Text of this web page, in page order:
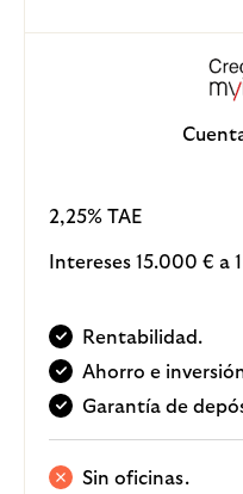
2,25% TAE
Intereses 15.000 € a
Rentabilidad.
Ahorro e
Garantía de
Sin oficinas.